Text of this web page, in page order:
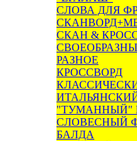
СЛОВА ДЛЯ
СКАН &
РАЗНОЕ
КРОССВОРД
"ТУМАННЫЙ"
СЛОВЕСНЫЙ
БАЛДА